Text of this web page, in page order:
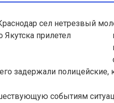
сел нетрезвый
задержали
событиям